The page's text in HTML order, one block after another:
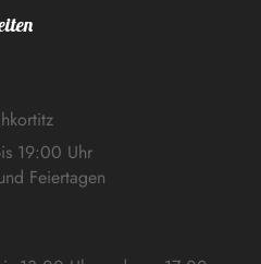
19:00 Uhr
Feiertagen